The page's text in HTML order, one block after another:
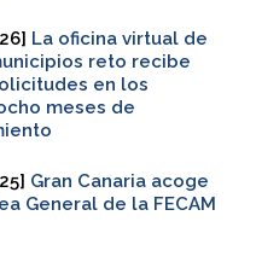
La oficina virtual de
reto recibe
en los
meses de
Gran Canaria acoge
General de la FECAM